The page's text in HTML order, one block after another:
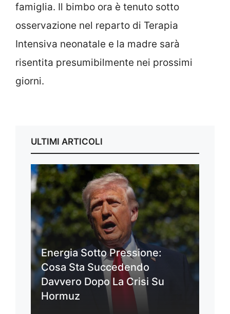
famiglia. Il bimbo ora è tenuto sotto
osservazione nel reparto di Terapia
Intensiva neonatale e la madre sarà
risentita presumibilmente nei prossimi
giorni.
ULTIMI ARTICOLI
Energia Sotto Pressione:
Cosa Sta Succedendo
Davvero Dopo La Crisi Su
Hormuz